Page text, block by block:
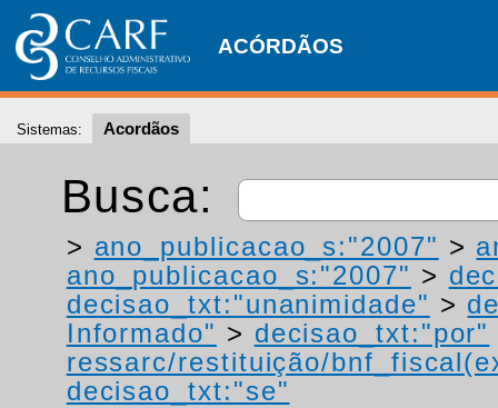
ACÓRDÃOS
Sistemas: Acordãos
Busca:
> ano_publicacao_s:"2007" >
ano_publicacao_s:"2007" >
decisao_txt:"unanimidade" >
Informado" > decisao_txt:"por"
ressarc/restituição/
decisao_txt:"se"